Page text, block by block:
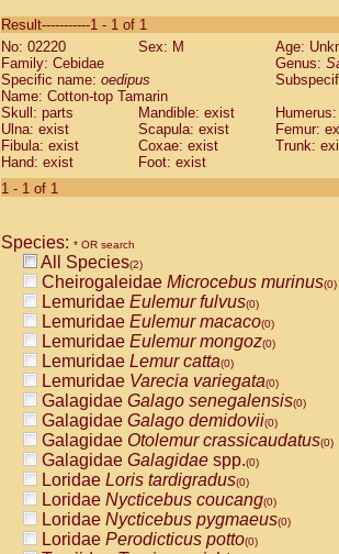
CebidaeSaguinus labiatus(0)
Cebidae Saguinus leucopus (0)
Cebidae
CebidaeSaguinus mystax
Cebidae Saguinus nigricollis (1)
Cebidae Saguinus oedipus
Cebidae Saguinus weddelli
Cebidae Saguinusspp.
Cebidae
CebidaeCebus capucinus
CebidaeCebus nigrivittatus
CebidaeCebus spp.(0)
CebidaeSaimiri boliviensis(0)
CebidaeSaimiri sciureus(0)
AtelidaeAlouatta caraya(0)
AtelidaeAlouatta fusca(0)
AtelidaeAlouatta seniculus(0)
AtelidaeAlouattaspp.(0)
AtelidaeAteles belzebuth(0)
AtelidaeAteles geoffroyi(0)
AtelidaeAteles paniscus(0)
AtelidaeAtelesspp.(0)
AtelidaeLagothrix lagothricha(0)
AtelidaeLagothrix lagothricha cana
PitheciidaeCacajao calvus
Result-----------1 - 1 of 1
No: 02220
Sex: M
Age:
Family: Cebidae
Genus:
Specific name: oedipus
Name: Cotton-top Tamarin
Skull: parts
Mandible: exist
Ulna: exist
Scapula: exist
Femur:
Fibula: exist
Coxae: exist
Trunk:
Hand: exist
Foot: exist
1 - 1 of 1
Species: * OR search
All Species(2)
Cheirogaleidae Microcebus murinus(0)
Lemuridae Eulemur fulvus(0)
Lemuridae Eulemur macaco(0)
Lemuridae Eulemur mongoz(0)
Lemuridae Lemur catta(0)
Lemuridae Varecia variegata(0)
Galagidae Galago senegalensis(0)
Galagidae Galago demidovii(0)
Galagidae Otolemur crassicaudatus(0)
Galagidae Galagidae spp.(0)
Loridae Loris tardigradus(0)
Loridae Nycticebus coucang(0)
Loridae Nycticebus pygmaeus(0)
Loridae Perodicticus potto(0)